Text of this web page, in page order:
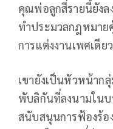
คุณพ่อลูกสี่รายนี้ยังล
ทำประมวลกฎหมาย
การแต่งงานเพศเดี
เขายังเป็นหัวหน้าก
พับลิกันที่ลงนามใน
สนับสนุนการฟ้องร้อ